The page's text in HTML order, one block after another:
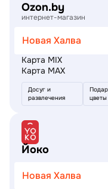
Ozon.by
интернет-магазин
Карта MIX
Карта MAX
Новая Халва
Досуг и
развлечения
цветы
Подробнее
Йоко
Новая Халва